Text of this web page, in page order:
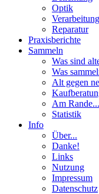
Optik
Verarbeitung
Reparatur
Praxisberichte
Sammeln
Was sind
Was
Alt gegen
Am Rande...
Statistik
Info
Über...
Danke!
Links
Nutzung
Impressum
Datenschutz